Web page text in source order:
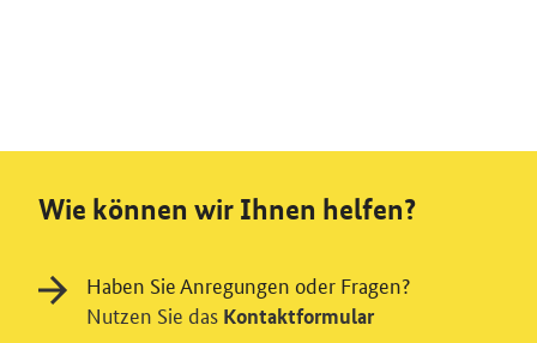
Wie können wir Ihnen helfen?
Haben Sie Anregungen oder Fragen?
Nutzen Sie das Kontaktformular